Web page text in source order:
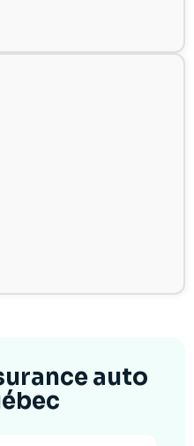
auto